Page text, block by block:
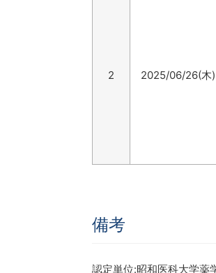
2 2025/06/26(木)
備考
認定単位:昭和医科大学薬